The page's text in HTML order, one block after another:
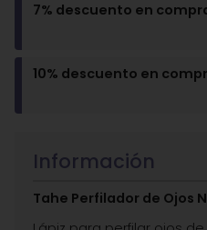
7% descuento en
10% descuento en
Información
Tahe Perfilador de Ojos